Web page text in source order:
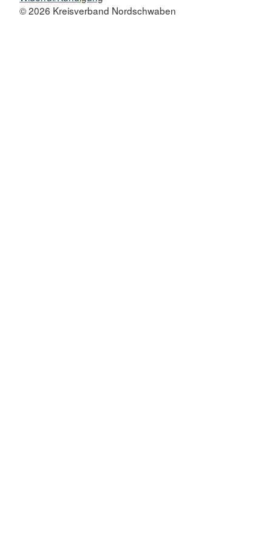
© 2026 Kreisverband Nordschwaben